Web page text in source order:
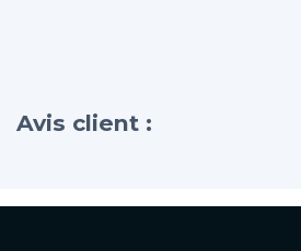
Avis client :